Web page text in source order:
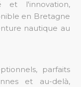
et l'innovation,
en Bretagne
nautique au
parfaits
et au-delà,